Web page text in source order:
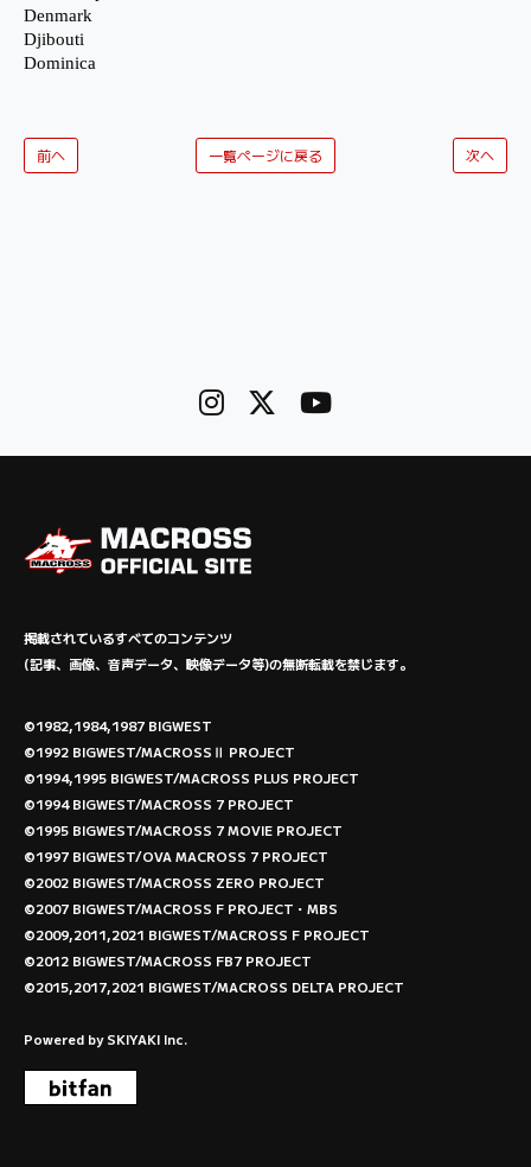
前へ 一覧ページに戻る 次へ
掲載されているすべてのコンテンツ
(記事、画像、音声データ、映像データ等)の無断転載を禁じます。
©1982,1984,1987 BIGWEST
©1992 BIGWEST/MACROSSⅡ PROJECT
©1994,1995 BIGWEST/MACROSS PLUS PROJECT
©1994 BIGWEST/MACROSS 7 PROJECT
©1995 BIGWEST/MACROSS 7 MOVIE PROJECT
©1997 BIGWEST/OVA MACROSS 7 PROJECT
©2002 BIGWEST/MACROSS ZERO PROJECT
©2007 BIGWEST/MACROSS F PROJECT・MBS
©2009,2011,2021 BIGWEST/MACROSS F PROJECT
©2012 BIGWEST/MACROSS FB7 PROJECT
©2015,2017,2021 BIGWEST/MACROSS DELTA PROJECT
Powered bySKIYAKI Inc.